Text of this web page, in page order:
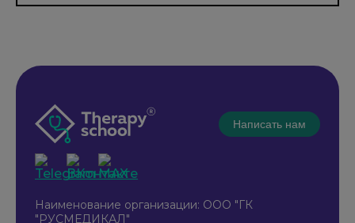
Написать нам
Наименование организации: ООО "ГК
"РУСМЕДИКАЛ"